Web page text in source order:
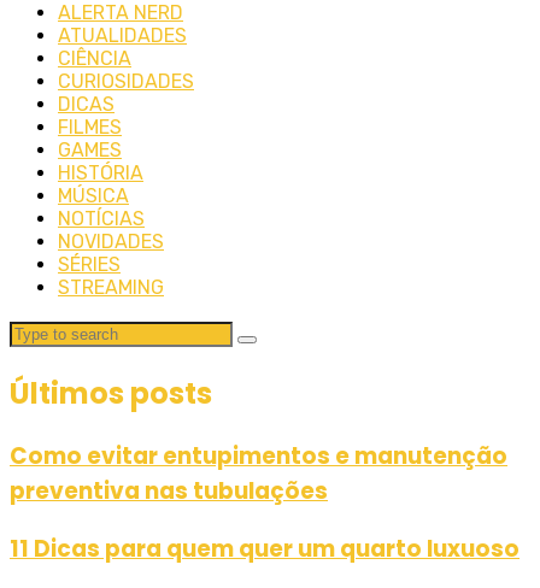
ALERTA NERD
ATUALIDADES
CIÊNCIA
CURIOSIDADES
DICAS
FILMES
GAMES
HISTÓRIA
MÚSICA
NOTÍCIAS
NOVIDADES
SÉRIES
STREAMING
Últimos posts
Como evitar entupimentos e manutenção
preventiva nas tubulações
11 Dicas para quem quer um quarto luxuoso